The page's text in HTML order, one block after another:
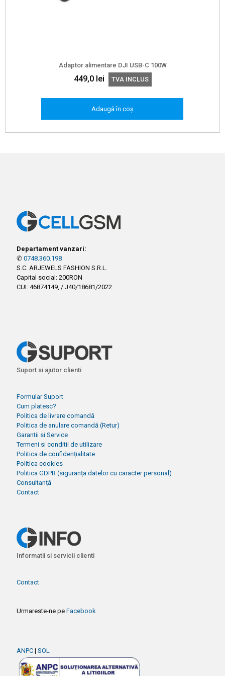
Adaptor alimentare DJI USB-C 100W
449,0 lei TVA INCLUS
Adaugă în coș
Departament vanzari:
✆ 0748.360.198
S.C. ARJEWELS FASHION S.R.L.
Capital social: 200RON
CUI: 46874149, / J40/18681/2022
Suport si ajutor clienti
Formular Suport
Cum platesc?
Politica de livrare comandă
Politica de anulare comandă (Retur)
Garantii si Service
Termeni si conditii de utilizare
Politica de confidențialitate
Politica cookies
Politica GDPR (siguranța datelor cu caracter personal)
Consultanță
Contact
Informatii si servicii clienti
Contact
Urmareste-ne pe Facebook
ANPC | SOL